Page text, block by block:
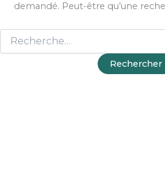
demandé. Peut-être qu’une